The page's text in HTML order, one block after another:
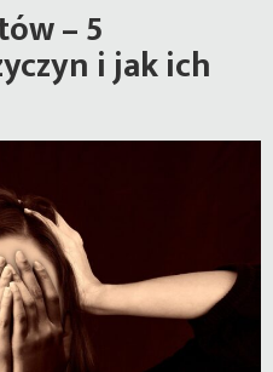
– 5
i jak ich